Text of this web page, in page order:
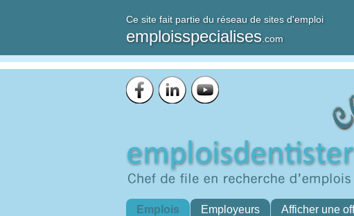
Ce site fait partie du réseau de sites d'emploi
emploisspecialises .com
Emplois Employeurs Afficher une